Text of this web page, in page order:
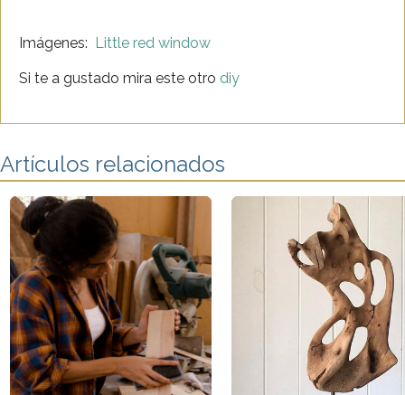
Imágenes: Little red window
Si te a gustado mira este otro diy
Artículos relacionados